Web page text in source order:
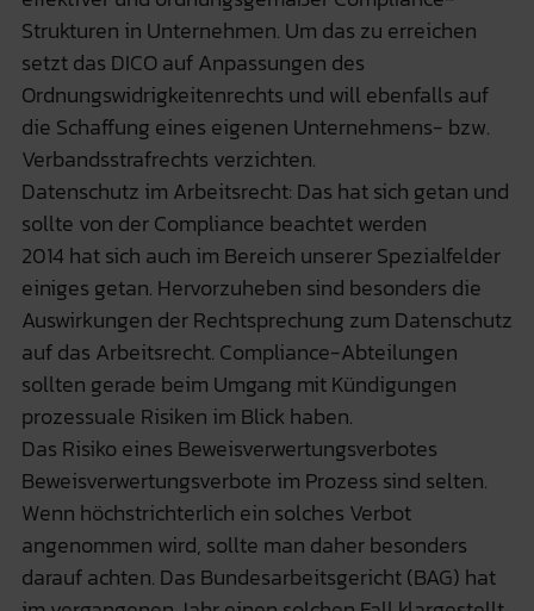
Strukturen in Unternehmen. Um das zu erreichen
setzt das DICO auf Anpassungen des
Ordnungswidrigkeitenrechts und will ebenfalls auf
die Schaffung eines eigenen Unternehmens- bzw.
Verbandsstrafrechts verzichten.
Datenschutz im Arbeitsrecht: Das hat sich getan und
sollte von der Compliance beachtet werden
2014 hat sich auch im Bereich unserer Spezialfelder
einiges getan. Hervorzuheben sind besonders die
Auswirkungen der Rechtsprechung zum Datenschutz
auf das Arbeitsrecht. Compliance-Abteilungen
sollten gerade beim Umgang mit Kündigungen
prozessuale Risiken im Blick haben.
Das Risiko eines Beweisverwertungsverbotes
Beweisverwertungsverbote im Prozess sind selten.
Wenn höchstrichterlich ein solches Verbot
angenommen wird, sollte man daher besonders
darauf achten. Das Bundesarbeitsgericht (BAG) hat